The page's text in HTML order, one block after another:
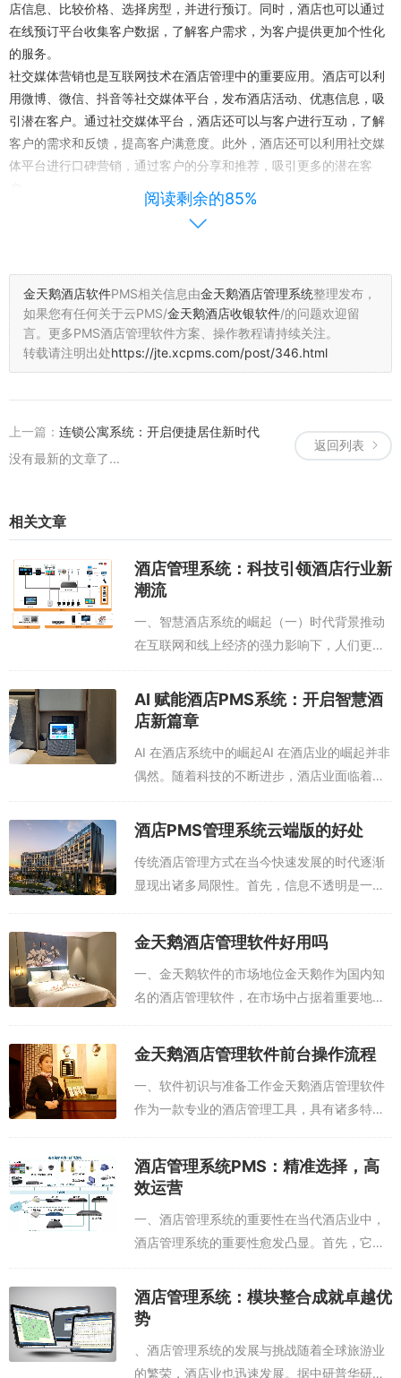
店信息、比较价格、选择房型，并进行预订。同时，酒店也可以通过
在线预订平台收集客户数据，了解客户需求，为客户提供更加个性化
的服务。
社交媒体营销也是互联网技术在酒店管理中的重要应用。酒店可以利
用微博、微信、抖音等社交媒体平台，发布酒店活动、优惠信息，吸
引潜在客户。通过社交媒体平台，酒店还可以与客户进行互动，了解
客户的需求和反馈，提高客户满意度。此外，酒店还可以利用社交媒
体平台进行口碑营销，通过客户的分享和推荐，吸引更多的潜在客
移动支付是互联网技术在酒店管理中的又一重要应用。客人可以通过
手机 APP 或二维码等方式进行支付，提高了支付的便捷性和安全性。
（三）大数据与人工智能技术
客户画像分析是大数据与人工智能技术在酒店管理中的重要应用之
一。通过对客户行为数据的收集和分析，酒店可以了解客户的需求和
源。同时，酒店还可以根据客户画像分析结果，制定更加精准的营销
策略，提高营销效果。
析，为酒店制定合理的价格策略提供支持。根据历史数据和实时需
求，酒店可以运用人工智能技术实现房型自动分配和优化，提高酒店
收益。
智能语音应答是大数据与人工智能技术在酒店管理中的又一重要应
用。利用自然语言处理技术和语音识别技术，酒店可以实现智能客服
与客人的语音交互。客人可以通过语音指令查询酒店信息、预订服
务、控制客房设备等，提高服务的便捷性和响应速度。同时，智能客
三、创新之处
（一）组织结构创新
随着酒店行业的不断发展，组织结构创新成为酒店管理系统的重要变
化之一。扁平化组织结构减少了管理层次，使信息传递更加迅速，决
策更加高效。例如，一些酒店采用 “总经理 — 部门经理 — 员工” 的三
级管理模式，减少了中间管理层，提高了组织灵活性和运营效率。
跨部门协作打破了传统部门之间的壁垒，实现了资源共享和协同工
作。例如，酒店的销售部门、餐饮部门和客房部门可以共同合作，为
客户提供一站式服务，满足客户的多样化需求。同时，跨部门协作还
可以促进员工之间的交流和学习，提高员工的综合素质和业务能力。
员工参与管理是组织结构创新的另一个重要方面。通过赋予员工更多
的决策权和参与权，激发员工的工作积极性和创造力。例如，一些酒
店实行 “员工提案制度”，鼓励员工提出合理化建议和创新方案，对被
采纳的建议给予奖励。此外，酒店还可以通过员工代表大会、民主评
议等方式，让员工参与酒店的决策和管理，增强员工的归属感和忠诚
度。
（二）服务模式创新
在服务模式方面，酒店也在不断创新以满足客户多样化需求。个性化
服务是服务模式创新的重要内容之一。酒店通过建立客户档案，记录
客户的喜好、习惯等信息，为客户提供定制化的服务。例如，根据客
户的特殊需求，为客户提供特定的房间布置、餐饮服务、旅游行程
等，让客户感受到独特的关怀和服务。
智能化服务也是服务模式创新的重要趋势。酒店引入智能家居技术，
实现客房内的设备自动化控制，提高客人居住便利性。例如，客人可
以通过手机 APP 或智能语音助手控制房间内的灯光、空调、窗帘等设
阅读剩余的85%
金天鹅酒店软件PMS相关信息由金天鹅酒店管理系统整理发布，
如果您有任何关于云PMS/金天鹅酒店收银软件/的问题欢迎留
言。 更多PMS酒店管理软件方案、操作教程请持续关注。
转载请注明出处https://jte.xcpms.com/post/346.html
返回列表
上一篇： 连锁公寓系统：开启便捷居住新时代
没有最新的文章了...
相关文章
酒店管理系统：科技引领酒店行业新
潮流
一、智慧酒店系统的崛起（一）时代背景推动
在互联网和线上经济的强力影响下，人们更偏
爱以互联网为媒介的商品流通方式，消费习惯
和需求也在不断变化和转型。酒店行业在消费
市场和线上经济的双重作用下发生了深刻变
AI 赋能酒店PMS系统：开启智慧酒
店新篇章
AI 在酒店系统中的崛起AI 在酒店业的崛起并非
偶然。随着科技的不断进步，酒店业面临着日
益激烈的竞争和客人不断变化的需求。为了在
市场中脱颖而出，众多酒店开始积极探索 AI 的
酒店PMS管理系统云端版的好处
传统酒店管理方式在当今快速发展的时代逐渐
显现出诸多局限性。首先，信息不透明是一个
务效率低下。例如，客人在前台办理入住时，
客房部可能还未准备好房间，造成客人等待
时...
金天鹅酒店管理软件好用吗
一、金天鹅软件的市场地位金天鹅作为国内知
名的酒店管理软件，在市场中占据着重要地
及国内 31 家省级分支机构，覆盖超 300 座城
市 40000 + 各类型酒店，...
金天鹅酒店管理软件前台操作流程
一、软件初识与准备工作金天鹅酒店管理软件
作为一款专业的酒店管理工具，具有诸多特
载：用户可以轻松通过网络免费获取金天鹅酒
店管理软件。无需额外费用，这为广大酒店管
酒店管理系统PMS：精准选择，高
效运营
一、酒店管理系统的重要性在当代酒店业中，
酒店管理系统的重要性愈发凸显。首先，它极
大地提升了管理效率。例如，智能前台服务可
以实现无人化操作，客人通过 VR 选房、自助
办理入住、续房、退房等手续，不仅节省...
酒店管理系统：模块整合成就卓越优
势
、酒店管理系统的发展与挑战随着全球旅游业
的繁荣，酒店业也迅速发展。据中研普华研究